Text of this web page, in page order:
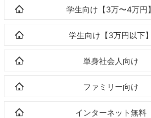
学生向け【3万〜4万円】
学生向け【3万円以下】
単身社会人向け
ファミリー向け
インターネット無料